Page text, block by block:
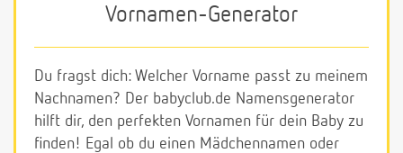
Vornamen-Generator
Du fragst dich: Welcher Vorname passt zu meinem
Nachnamen? Der babyclub.de Namensgenerator
hilft dir, den perfekten Vornamen für dein Baby zu
finden! Egal ob du einen Mädchennamen oder